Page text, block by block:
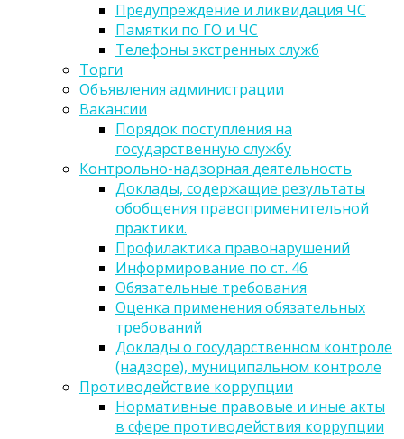
Предупреждение и ликвидация ЧС
Памятки по ГО и ЧС
Телефоны экстренных служб
Торги
Объявления администрации
Вакансии
Порядок поступления на
государственную службу
Контрольно-надзорная деятельность
Доклады, содержащие результаты
обобщения правоприменительной
практики.
Профилактика правонарушений
Информирование по ст. 46
Обязательные требования
Оценка применения обязательных
требований
Доклады о государственном контроле
(надзоре), муниципальном контроле
Противодействие коррупции
Нормативные правовые и иные акты
в сфере противодействия коррупции